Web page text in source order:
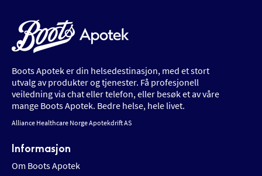
Boots Apotek er din helsedestinasjon, med et stort
utvalg av produkter og tjenester. Få profesjonell
veiledning via chat eller telefon, eller besøk et av våre
mange Boots Apotek. Bedre helse, hele livet.
Alliance Healthcare Norge Apotekdrift AS
Informasjon
Om Boots Apotek